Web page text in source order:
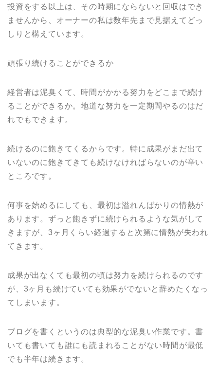
投資をする以上は、その時期にならないと回収はでき
ませんから、オーナーの私は数年先まで見据えてどっ
しりと構えています。
頑張り続けることができるか
経営者は泥臭くて、時間がかかる努力をどこまで続け
ることができるか。地道な努力を一定期間やるのはだ
れでもできます。
続けるのに飽きてくるからです。特に成果がまだ出て
いないのに飽きてきても続けなければらないのが辛い
ところです。
何事を始めるにしても、最初は溢れんばかりの情熱が
あります。ずっと飽きずに続けられるような気がして
きますが、3ヶ月くらい経過すると次第に情熱が失われ
てきます。
成果が出なくても最初の頃は努力を続けられるのです
が、3ヶ月も続けていても効果がでないと辞めたくなっ
てしまいます。
ブログを書くというのは典型的な泥臭い作業です。書
いても書いても誰にも読まれることがない時間が最低
でも半年は続きます。